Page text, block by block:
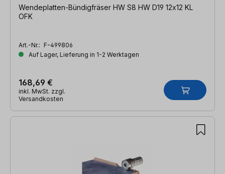
Wendeplatten-Bündigfräser HW S8 HW D19 12x12 KL
OFK
Art.-Nr.: F-499806
Auf Lager, Lieferung in 1-2 Werktagen
168,69 €
inkl. MwSt. zzgl.
Versandkosten